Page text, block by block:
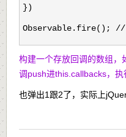
})
Observable.fire();
构建一个存放回调的数组，
调push进this.callbacks，执
也弹出1跟2了，实际上